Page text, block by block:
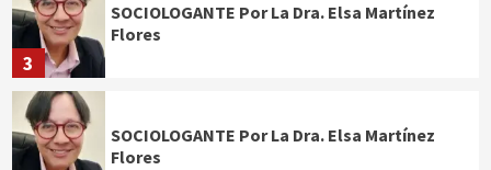
3
SOCIOLOGANTE Por La Dra. Elsa Martínez
Flores
SOCIOLOGANTE Por La Dra. Elsa Martínez
Flores